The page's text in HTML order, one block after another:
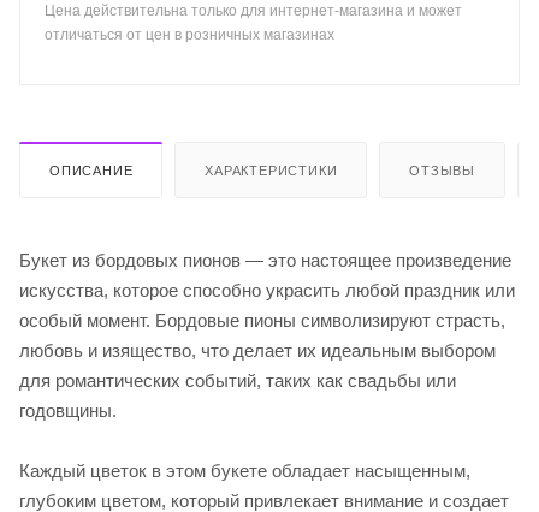
Цена действительна только для интернет-магазина и может
отличаться от цен в розничных магазинах
ОПИСАНИЕ ХАРАКТЕРИСТИКИ ОТЗЫВЫ
Букет из бордовых пионов — это настоящее произведение
искусства, которое способно украсить любой праздник или
особый момент. Бордовые пионы символизируют страсть,
любовь и изящество, что делает их идеальным выбором
для романтических событий, таких как свадьбы или
годовщины.
Каждый цветок в этом букете обладает насыщенным,
глубоким цветом, который привлекает внимание и создает